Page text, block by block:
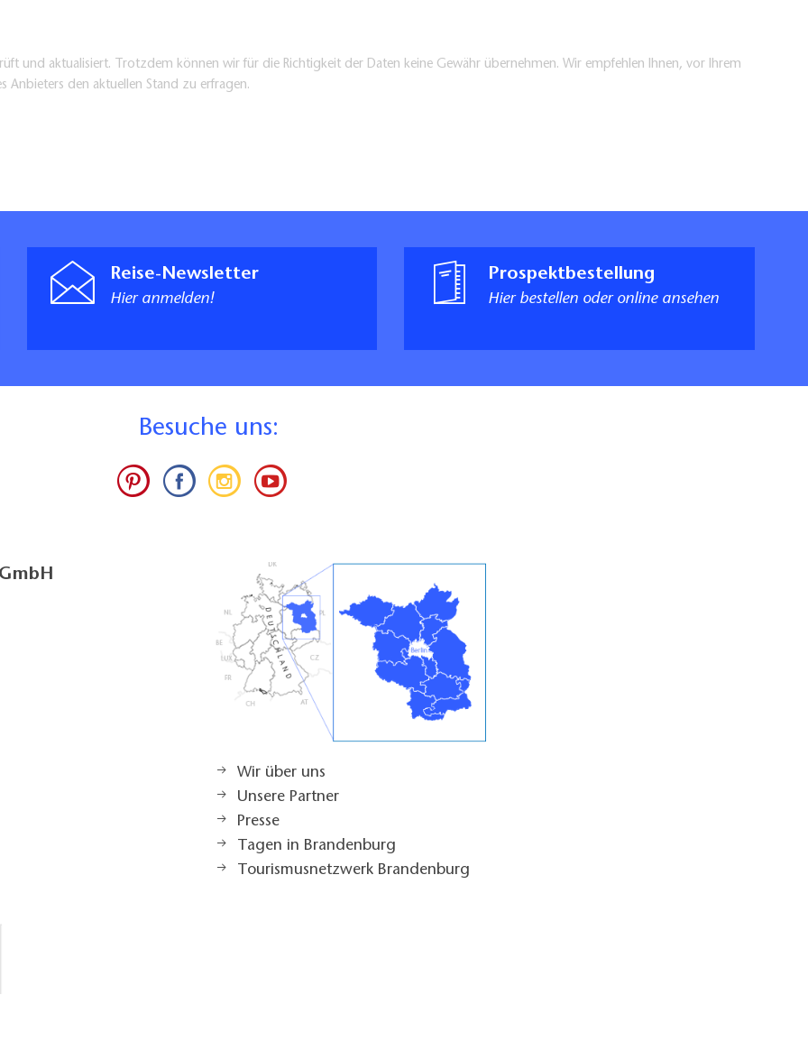
und aktualisiert. Trotzdem können wir für die Richtigkeit der Daten keine Gewähr übernehmen. Wir empfehlen Ihnen, vor Ihrem
Anbieters den aktuellen Stand zu erfragen.
Reise-Newsletter
Hier anmelden!
Prospektbestellung
Hier bestellen oder online ansehen
Besuche uns:
Wir über uns
Unsere Partner
Presse
Tagen in Brandenburg
Tourismusnetzwerk Brandenburg